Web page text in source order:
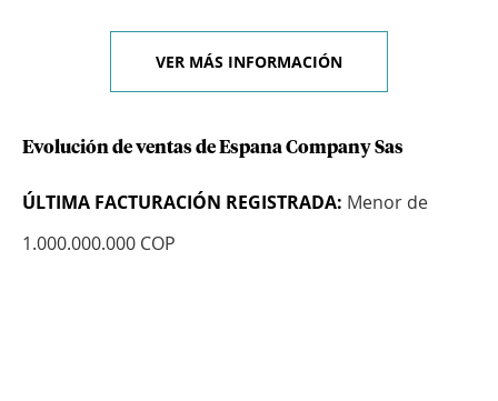
VER MÁS INFORMACIÓN
Evolución de ventas de Espana Company Sas
ÚLTIMA FACTURACIÓN REGISTRADA: Menor de
1.000.000.000 COP